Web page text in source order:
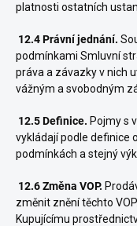
platnosti ostatních
12.4 Právní jednání.
podmínkami Smluvní
práva a závazky v nich
vážným a svobodným
12.5 Definice. Pojmy s
vykládají podle definice
podmínkách a stejný
12.6 Změna VOP.
změnit znění těchto
Kupujícímu